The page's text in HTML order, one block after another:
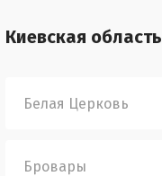
Киевская область
Белая Церковь
Бровары